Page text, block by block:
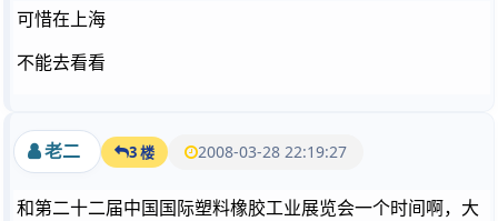
可惜在上海
不能去看看
老二 3 楼 2008-03-28 22:19:27
和第二十二届中国国际塑料橡胶工业展览会一个时间啊，大